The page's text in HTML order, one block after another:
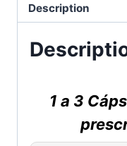
Description
1 a 3